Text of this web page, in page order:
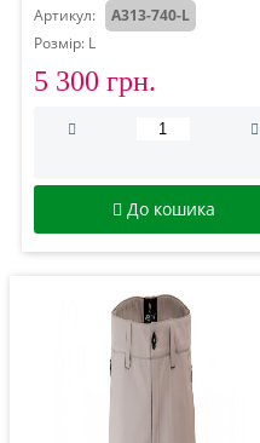
Артикул:
A313-740-L
Розмір: L
5 300 грн.
До кошика